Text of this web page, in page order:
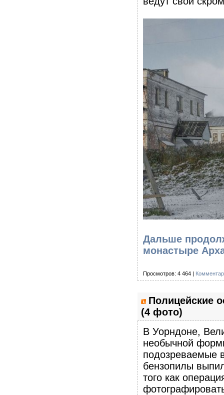
Дальше
монастыре
Просмотров: 4 464 |
Полицейские
(4 фото)
В Уорндоне,
необычной
подозреваемые
бензопилы
того как